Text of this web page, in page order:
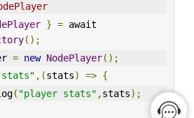
} =
();
= new NodePlayer();
,(stats) => {
( "player stats" ,stats);